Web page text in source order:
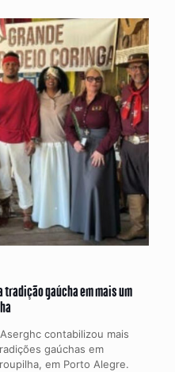
tradição gaúcha em mais um
contabilizou mais
gaúchas em
em Porto Alegre.